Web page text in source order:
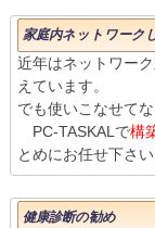
家庭内ネットワーク
近年はネットワー
えています。
でも使いこなせて
PC-TASKALで構
とめにお任せ下さい
健康診断の勧め